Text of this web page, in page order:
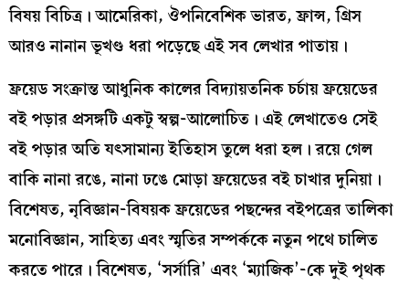
বিষয় বিচিত্র। আমেরিকা, ঔপনিবেশিক ভারত, ফ্রান্স, গ্রিস
আরও নানান ভূখণ্ড ধরা পড়েছে এই সব লেখার পাতায়।
ফ্রয়েড সংক্রান্ত আধুনিক কালের বিদ্যায়তনিক চর্চায় ফ্রয়েডের
বই পড়ার প্রসঙ্গটি একটু স্বল্প-আলোচিত। এই লেখাতেও সেই
বই পড়ার অতি যৎসামান্য ইতিহাস তুলে ধরা হল। রয়ে গেল
বাকি নানা রঙে, নানা ঢঙে মোড়া ফ্রয়েডের বই চাখার দুনিয়া।
বিশেষত, নৃবিজ্ঞান-বিষয়ক ফ্রয়েডের পছন্দের বইপত্রের তালিকা
মনোবিজ্ঞান, সাহিত্য এবং স্মৃতির সম্পর্ককে নতুন পথে চালিত
করতে পারে। বিশেষত, ‘সর্সারি’ এবং ‘ম্যাজিক’-কে দুই পৃথক